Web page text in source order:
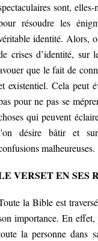
sont, elles-
résoudre les
identité. Alors,
crises d’identité, sur
que le fait de
existentiel. Cela peut
pour ne pas se
qui peuvent
désire bâtir et
malheureuses.
VERSET EN SES
la Bible est
importance. En
la personne dans